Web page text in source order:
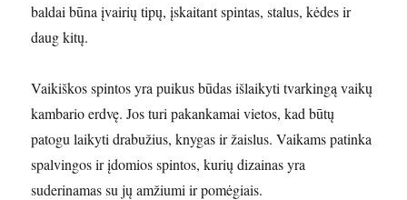
baldai būna įvairių tipų, įskaitant spintas, stalus, kėdes ir
daug kitų.
Vaikiškos spintos yra puikus būdas išlaikyti tvarkingą vaikų
kambario erdvę. Jos turi pakankamai vietos, kad būtų
patogu laikyti drabužius, knygas ir žaislus. Vaikams patinka
spalvingos ir įdomios spintos, kurių dizainas yra
suderinamas su jų amžiumi ir pomėgiais.